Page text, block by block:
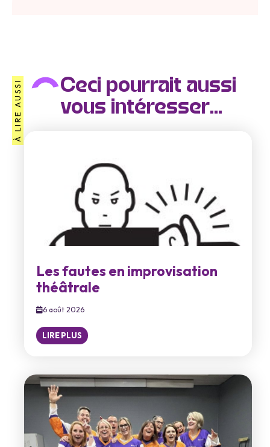
À LIRE AUSSI
Ceci pourrait aussi
vous intéresser...
Les fautes en improvisation
théâtrale
6 août 2026
LIRE PLUS